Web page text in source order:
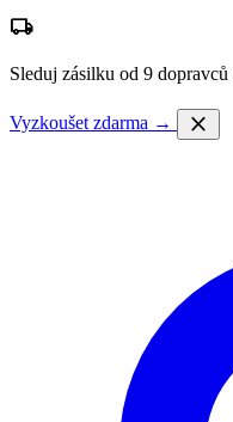
local_shipping
Sleduj zásilku od 9 dopravců
Vyzkoušet zdarma → close